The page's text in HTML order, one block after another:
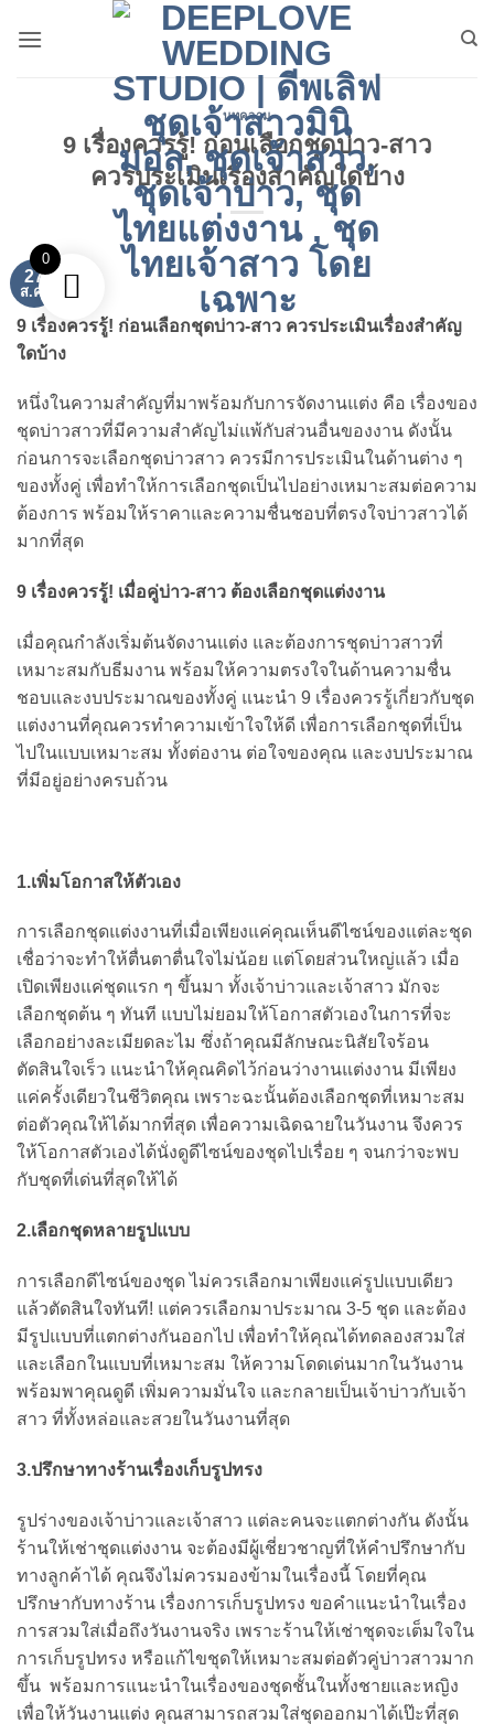
บทความ
9 เรื่องควรรู้! ก่อนเลือกชุดบ่าว-สาว
ควรประเมินเรื่องสำคัญใดบ้าง
27
ส.ค.
9 เรื่องควรรู้! ก่อนเลือกชุดบ่าว-สาว ควรประเมินเรื่องสำคัญ
ใดบ้าง
หนึ่งในความสำคัญที่มาพร้อมกับการจัดงานแต่ง คือ เรื่องของ
ชุดบ่าวสาวที่มีความสำคัญไม่แพ้กับส่วนอื่นของงาน ดังนั้น
ก่อนการจะเลือกชุดบ่าวสาว ควรมีการประเมินในด้านต่าง ๆ
ของทั้งคู่ เพื่อทำให้การเลือกชุดเป็นไปอย่างเหมาะสมต่อความ
ต้องการ พร้อมให้ราคาและความชื่นชอบที่ตรงใจบ่าวสาวได้
มากที่สุด
9 เรื่องควรรู้! เมื่อคู่บ่าว-สาว ต้องเลือกชุดแต่งงาน
เมื่อคุณกำลังเริ่มต้นจัดงานแต่ง และต้องการชุดบ่าวสาวที่
เหมาะสมกับธีมงาน พร้อมให้ความตรงใจในด้านความชื่น
ชอบและงบประมาณของทั้งคู่ แนะนำ 9 เรื่องควรรู้เกี่ยวกับชุด
แต่งงานที่คุณควรทำความเข้าใจให้ดี เพื่อการเลือกชุดที่เป็น
ไปในแบบเหมาะสม ทั้งต่องาน ต่อใจของคุณ และงบประมาณ
ที่มีอยู่อย่างครบถ้วน
1.เพิ่มโอกาสให้ตัวเอง
การเลือกชุดแต่งงานที่เมื่อเพียงแค่คุณเห็นดีไซน์ของแต่ละชุด
เชื่อว่าจะทำให้ตื่นตาตื่นใจไม่น้อย แต่โดยส่วนใหญ่แล้ว เมื่อ
เปิดเพียงแค่ชุดแรก ๆ ขึ้นมา ทั้งเจ้าบ่าวและเจ้าสาว มักจะ
เลือกชุดต้น ๆ ทันที แบบไม่ยอมให้โอกาสตัวเองในการที่จะ
เลือกอย่างละเมียดละไม ซึ่งถ้าคุณมีลักษณะนิสัยใจร้อน
ตัดสินใจเร็ว แนะนำให้คุณคิดไว้ก่อนว่างานแต่งงาน มีเพียง
แค่ครั้งเดียวในชีวิตคุณ เพราะฉะนั้นต้องเลือกชุดที่เหมาะสม
ต่อตัวคุณให้ได้มากที่สุด เพื่อความเฉิดฉายในวันงาน จึงควร
ให้โอกาสตัวเองได้นั่งดูดีไซน์ของชุดไปเรื่อย ๆ จนกว่าจะพบ
กับชุดที่เด่นที่สุดให้ได้
2.เลือกชุดหลายรูปแบบ
การเลือกดีไซน์ของชุด ไม่ควรเลือกมาเพียงแค่รูปแบบเดียว
แล้วตัดสินใจทันที! แต่ควรเลือกมาประมาณ 3-5 ชุด และต้อง
มีรูปแบบที่แตกต่างกันออกไป เพื่อทำให้คุณได้ทดลองสวมใส่
และเลือกในแบบที่เหมาะสม ให้ความโดดเด่นมากในวันงาน
พร้อมพาคุณดูดี เพิ่มความมั่นใจ และกลายเป็นเจ้าบ่าวกับเจ้า
สาว ที่ทั้งหล่อและสวยในวันงานที่สุด
3.ปรึกษาทางร้านเรื่องเก็บรูปทรง
รูปร่างของเจ้าบ่าวและเจ้าสาว แต่ละคนจะแตกต่างกัน ดังนั้น
ร้านให้เช่าชุดแต่งงาน จะต้องมีผู้เชี่ยวชาญที่ให้คำปรึกษากับ
ทางลูกค้าได้ คุณจึงไม่ควรมองข้ามในเรื่องนี้ โดยที่คุณ
ปรึกษากับทางร้าน เรื่องการเก็บรูปทรง ขอคำแนะนำในเรื่อง
การสวมใส่เมื่อถึงวันงานจริง เพราะร้านให้เช่าชุดจะเต็มใจใน
การเก็บรูปทรง หรือแก้ไขชุดให้เหมาะสมต่อตัวคู่บ่าวสาวมาก
ขึ้น พร้อมการแนะนำในเรื่องของชุดชั้นในทั้งชายและหญิง
เพื่อให้วันงานแต่ง คุณสามารถสวมใส่ชุดออกมาได้เป๊ะที่สุด
0